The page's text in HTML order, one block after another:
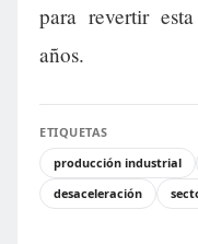
para revertir
años.
ETIQUETAS
producción industrial
desaceleración